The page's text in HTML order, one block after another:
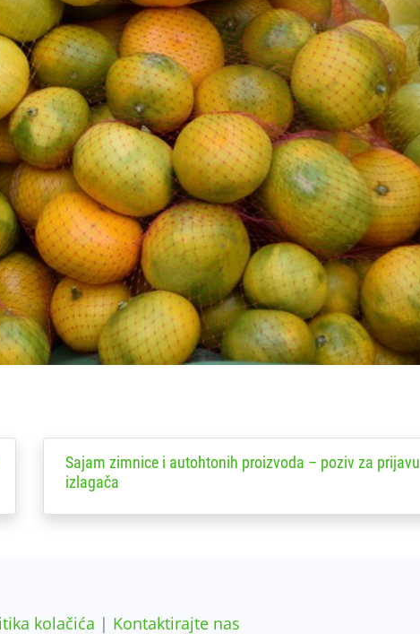
Sajam zimnice i autohtonih proizvoda – poziv za prijavu
izlagača
kolačića | Kontaktirajte nas